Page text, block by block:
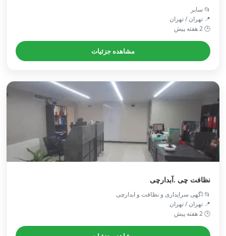
📂 سایر
📍 تهران / تهران
🕒 2 هفته پیش
مشاهده جزئیات
نظافت چی .آبدارچی
📂 اگهی سرایداری و نظافت و ابدارچی
📍 تهران / تهران
🕒 2 هفته پیش